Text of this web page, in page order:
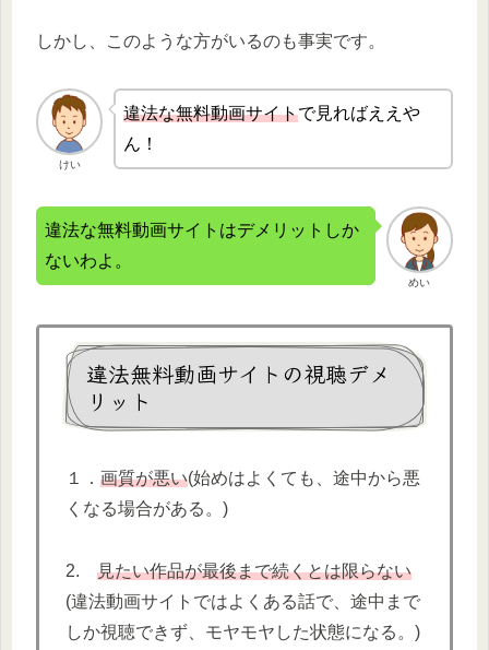
しかし、このような方がいるのも事実です。
けい
違法な無料動画サイトで見ればええや
ん！
めい
違法な無料動画サイトはデメリットしか
ないわよ。
違法無料動画サイトの視聴デメ
リット
１． 画質が悪い(始めはよくても、途中から悪
くなる場合がある。)
2. 見たい作品が最後まで続くとは限らない
(違法動画サイトではよくある話で、途中まで
しか視聴できず、モヤモヤした状態になる。)